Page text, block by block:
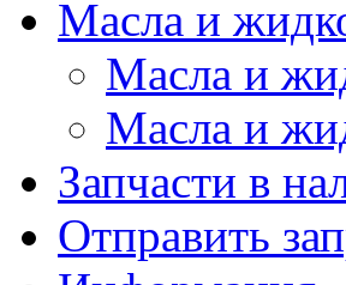
Масла и
Масла и
Масла и
Запчасти в
Отправить